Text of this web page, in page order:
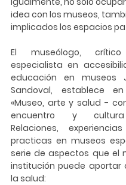
idea con los museos,
implicados los espacios
El museólogo,
especialista en
educación en museos
Sandoval, establece
«Museo, arte y salud -
encuentro y cultura
Relaciones,
practicas en museos
serie de aspectos que el
institución puede aportar
la salud: